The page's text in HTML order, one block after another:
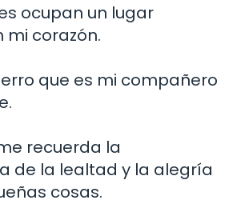
ocupan un lugar
mi corazón.
que es mi compañero
recuerda la
de la lealtad y la alegría
cosas.